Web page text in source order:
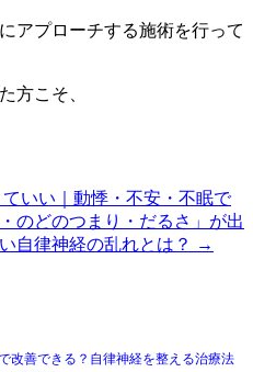
アプローチする施術を行って
方こそ、
いい｜動悸・不安・不眠で
のどのつまり・だるさ」が出
自律神経の乱れとは？ →
改善できる？自律神経を整える治療法